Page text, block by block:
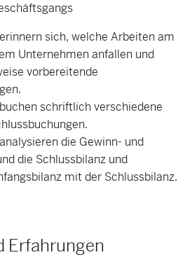
sich, welche Arbeiten am
Unternehmen anfallen und
vorbereitende
schriftlich verschiedene
die Gewinn- und
die Schlussbilanz und
mit der Schlussbilanz.
Erfahrungen